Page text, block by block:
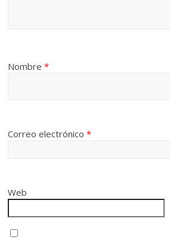
Nombre*
Correo electrónico*
Web